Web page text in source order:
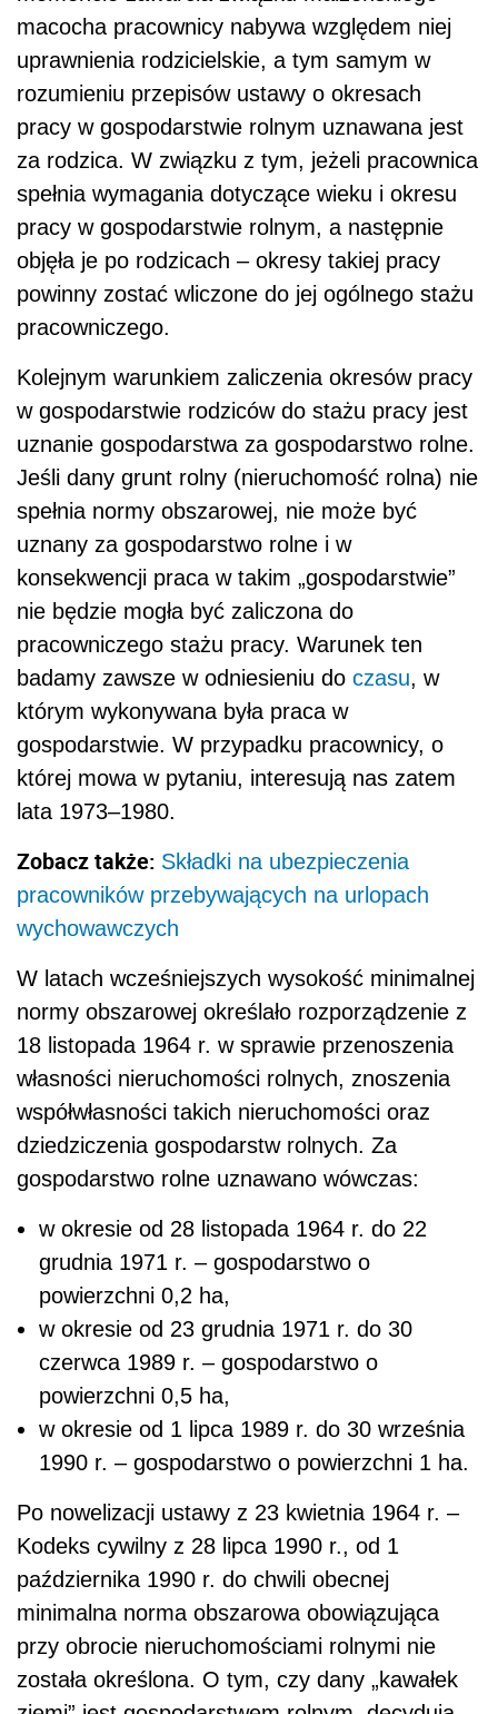
macocha pracownicy nabywa względem niej
uprawnienia rodzicielskie, a tym samym w
rozumieniu przepisów ustawy o okresach
pracy w gospodarstwie rolnym uznawana jest
za rodzica. W związku z tym, jeżeli pracownica
spełnia wymagania dotyczące wieku i okresu
pracy w gospodarstwie rolnym, a następnie
objęła je po rodzicach – okresy takiej pracy
powinny zostać wliczone do jej ogólnego stażu
pracowniczego.
Kolejnym warunkiem zaliczenia okresów pracy
w gospodarstwie rodziców do stażu pracy jest
uznanie gospodarstwa za gospodarstwo rolne.
Jeśli dany grunt rolny (nieruchomość rolna) nie
spełnia normy obszarowej, nie może być
uznany za gospodarstwo rolne i w
konsekwencji praca w takim „gospodarstwie”
nie będzie mogła być zaliczona do
pracowniczego stażu pracy. Warunek ten
badamy zawsze w odniesieniu do czasu, w
którym wykonywana była praca w
gospodarstwie. W przypadku pracownicy, o
której mowa w pytaniu, interesują nas zatem
lata 1973–1980.
Zobacz także: Składki na ubezpieczenia
pracowników przebywających na urlopach
wychowawczych
W latach wcześniejszych wysokość minimalnej
normy obszarowej określało rozporządzenie z
18 listopada 1964 r. w sprawie przenoszenia
własności nieruchomości rolnych, znoszenia
współwłasności takich nieruchomości oraz
dziedziczenia gospodarstw rolnych. Za
gospodarstwo rolne uznawano wówczas:
w okresie od 28 listopada 1964 r. do 22
grudnia 1971 r. – gospodarstwo o
powierzchni 0,2 ha,
w okresie od 23 grudnia 1971 r. do 30
czerwca 1989 r. – gospodarstwo o
powierzchni 0,5 ha,
w okresie od 1 lipca 1989 r. do 30 września
1990 r. – gospodarstwo o powierzchni 1 ha.
Po nowelizacji ustawy z 23 kwietnia 1964 r. –
Kodeks cywilny z 28 lipca 1990 r., od 1
października 1990 r. do chwili obecnej
minimalna norma obszarowa obowiązująca
przy obrocie nieruchomościami rolnymi nie
została określona. O tym, czy dany „kawałek